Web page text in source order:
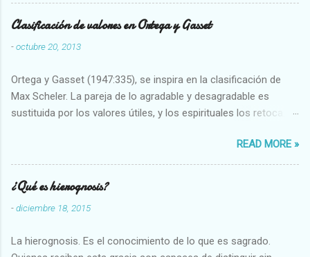
Clasificación de valores en Ortega y Gasset
-octubre 20, 2013
Ortega y Gasset (1947:335), se inspira en la clasificación de
Max Scheler. La pareja de lo agradable y desagradable es
sustituida por los valores útiles, y los espirituales los retoca.
Abundante-Escaso,etc 2 VITALES Sano-Enfermo Selecto-
Vulgar Enérgico-Inerte Fuerte-Débil,etc. 3 ESPIRITUALES a)
Intelectuales Conocimiento-Error Exacto-Aproximado
Evidente-Probable,etc b) Morales Bueno-malo Bondadoso-
malvado Justo-Injusto Escrupuloso-Relajado Leal-Desleal,etc.
Armonioso-Inarmonioso 4 RELIGIOSOS Santo-Pr...
READ MORE »
¿Qué es hierognosis?
-diciembre 18, 2015
La hierognosis. Es el conocimiento de lo que es sagrado.